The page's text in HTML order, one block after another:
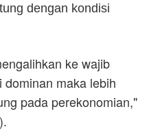
dengan kondisi
ke wajib
maka lebih
pada perekonomian,"